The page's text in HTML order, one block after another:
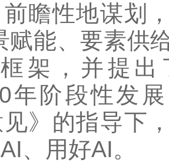
瞻性地谋划
赋能、要素供
架，并提出
年阶段性发
见》的指导下
、用好AI。